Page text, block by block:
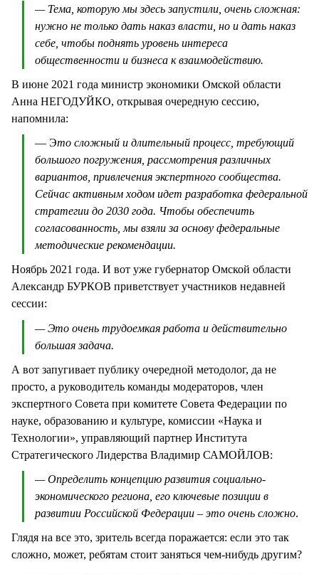
— Тема, которую мы здесь запустили, очень сложная:
нужно не только дать наказ власти, но и дать наказ
себе, чтобы поднять уровень интереса
общественности и бизнеса к взаимодействию.
В июне 2021 года министр экономики Омской области
Анна НЕГОДУЙКО, открывая очередную сессию,
напомнила:
— Это сложный и длительный процесс, требующий
большого погружения, рассмотрения различных
вариантов, привлечения экспертного сообщества.
Сейчас активным ходом идет разработка федеральной
стратегии до 2030 года. Чтобы обеспечить
согласованность, мы взяли за основу федеральные
методические рекомендации.
Ноябрь 2021 года. И вот уже губернатор Омской области
Александр БУРКОВ приветствует участников недавней
сессии:
— Это очень трудоемкая работа и действительно
большая задача.
А вот запугивает публику очередной методолог, да не
просто, а руководитель команды модераторов, член
экспертного Совета при комитете Совета Федерации по
науке, образованию и культуре, комиссии «Наука и
Технологии», управляющий партнер Института
Стратегического Лидерства Владимир САМОЙЛОВ:
— Определить концепцию развития социально-
экономического региона, его ключевые позиции в
развитии Российской Федерации – это очень сложно.
Глядя на все это, зритель всегда поражается: если это так
сложно, может, ребятам стоит заняться чем-нибудь другим?